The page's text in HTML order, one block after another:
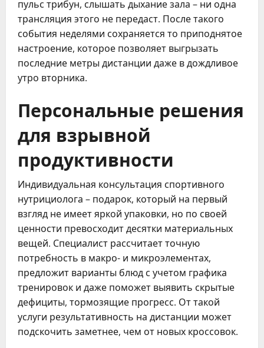
пульс трибун, слышать дыхание зала – ни одна
трансляция этого не передаст. После такого
события неделями сохраняется то приподнятое
настроение, которое позволяет выгрызать
последние метры дистанции даже в дождливое
утро вторника.
Персональные решения
для взрывной
продуктивности
Индивидуальная консультация спортивного
нутрициолога – подарок, который на первый
взгляд не имеет яркой упаковки, но по своей
ценности превосходит десятки материальных
вещей. Специалист рассчитает точную
потребность в макро- и микроэлементах,
предложит варианты блюд с учетом графика
тренировок и даже поможет выявить скрытые
дефициты, тормозящие прогресс. От такой
услуги результативность на дистанции может
подскочить заметнее, чем от новых кроссовок.